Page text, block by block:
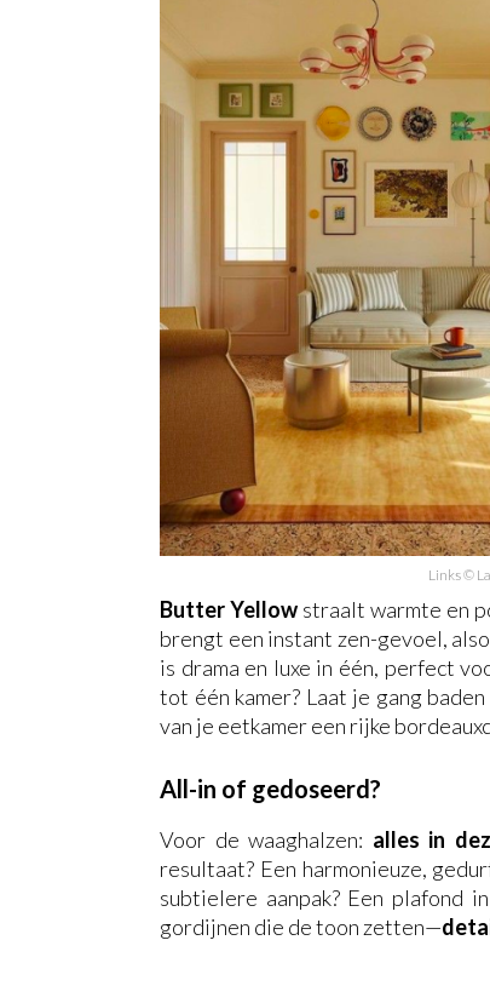
Links ©
Butter Yellowstraalt warmte en
brengt een instant zen-gevoel,
is drama en luxe in één, perfect
tot één kamer? Laat je gang
van je eetkamer een rijke
All-in of gedoseerd?
Voor de waaghalzen: alles in
resultaat? Een harmonieuze,
subtielere aanpak? Een plafond
gordijnen die de toon zetten—